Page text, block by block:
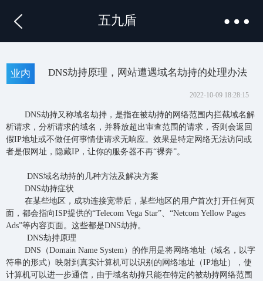
五九盾
业内 DNS劫持原理，网站遭遇域名劫持的处理办法
2022-10-09 18:28:15
DNS劫持又称域名劫持，是指在被劫持的网络范围内拦截域名解
析请求，分析请求的域名，并释放超出审查范围的请求，否则会返回
假IP地址或不做任何事情使请求无响应。效果是特定网络无法访问或
者是假网址，隐藏IP，让你的服务器不再“裸奔”。
DNS域名劫持的几种方法及解决方案
DNS劫持症状
在某些地区，成功连接宽带后，某些地区的用户首次打开任何页
面，都会指向ISP提供的“Telecom Vega Star”、“Netcom Yellow Pages
Ads”等内容页面。这些都是DNS劫持。
DNS劫持原理
DNS（Domain Name System）的作用是将网络地址（域名，以字
符串的形式）映射到真实计算机可以识别的网络地址（IP地址），使
计算机可以进一步通信，由于域名劫持只能在特定的被劫持网络范围